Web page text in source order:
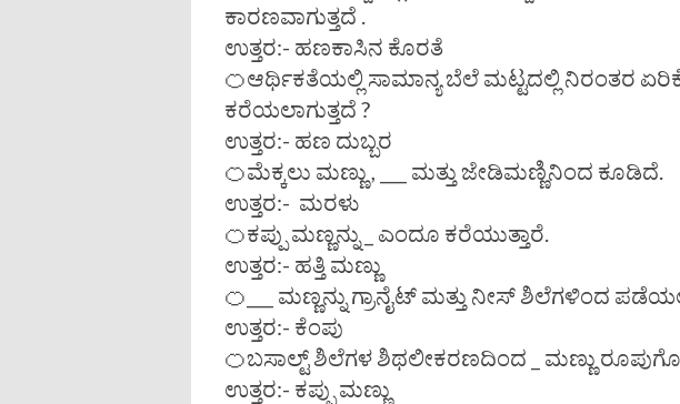
ಕಾರಣವಾಗುತ್ತದೆ .
ಉತ್ತರ:- ಹಣಕಾಸಿನ ಕೊರತೆ
🍊ಆರ್ಥಿಕತೆಯಲ್ಲಿ ಸಾಮಾನ್ಯ ಬೆಲೆ ಮಟ್ಟದಲ್ಲಿ ನಿರಂತರ
ಕರೆಯಲಾಗುತ್ತದೆ ?
ಉತ್ತರ:- ಹಣ ದುಬ್ಬರ
🍊ಮೆಕ್ಕಲು ಮಣ್ಣು , ___ ಮತ್ತು ಜೇಡಿಮಣ್ಣಿನಿಂದ ಕೂಡಿದೆ.
ಉತ್ತರ:- ಮರಳು
🍊ಕಪ್ಪು ಮಣ್ಣನ್ನು _ ಎಂದೂ ಕರೆಯುತ್ತಾರೆ.
ಉತ್ತರ:- ಹತ್ತಿ ಮಣ್ಣು
🍊___ ಮಣ್ಣನ್ನು ಗ್ರಾನೈಟ್ ಮತ್ತು ನೀಸ್ ಶಿಲೆಗಳಿಂದ
ಉತ್ತರ:- ಕೆಂಪು
🍊ಬಸಾಲ್ಟ್ ಶಿಲೆಗಳ ಶಿಥಲೀಕರಣದಿಂದ _ ಮಣ್ಣು
ಉತ್ತರ:- ಕಪ್ಪು ಮಣ್ಣು